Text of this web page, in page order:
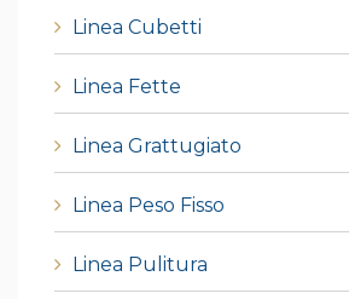
Linea Cubetti
Linea Fette
Linea Grattugiato
Linea Peso Fisso
Linea Pulitura